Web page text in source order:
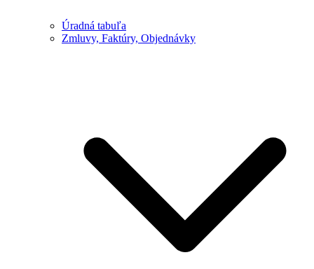
Úradná tabuľa
Zmluvy, Faktúry, Objednávky